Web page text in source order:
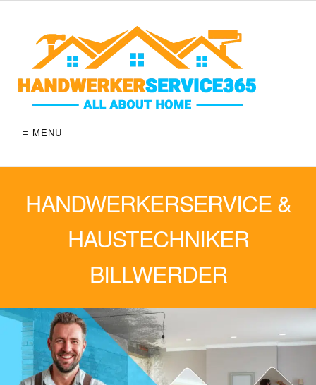
≡ MENU
HANDWERKERSERVICE &
HAUSTECHNIKER
BILLWERDER